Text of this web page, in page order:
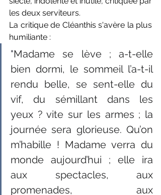
les deux serviteurs.
La critique de Cléanthis s'avère la plus
humiliante :
"Madame se lève ; a-t-elle
bien dormi, le sommeil l’a-t-il
rendu belle, se sent-elle du
vif, du sémillant dans les
yeux ? vite sur les armes ; la
journée sera glorieuse. Qu’on
m’habille ! Madame verra du
monde aujourd’hui ; elle ira
aux spectacles, aux
promenades, aux